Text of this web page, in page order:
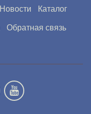
Новости Каталог
Обратная связь